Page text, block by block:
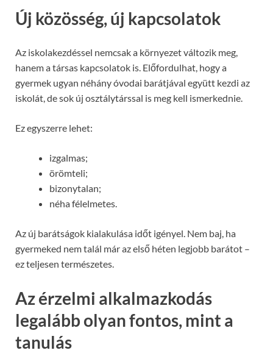
Új közösség, új kapcsolatok
Az iskolakezdéssel nemcsak a környezet változik meg,
hanem a társas kapcsolatok is. Előfordulhat, hogy a
gyermek ugyan néhány óvodai barátjával együtt kezdi az
iskolát, de sok új osztálytárssal is meg kell ismerkednie.
Ez egyszerre lehet:
izgalmas;
örömteli;
bizonytalan;
néha félelmetes.
Az új barátságok kialakulása időt igényel. Nem baj, ha
gyermeked nem talál már az első héten legjobb barátot –
ez teljesen természetes.
Az érzelmi alkalmazkodás
legalább olyan fontos, mint a
tanulás